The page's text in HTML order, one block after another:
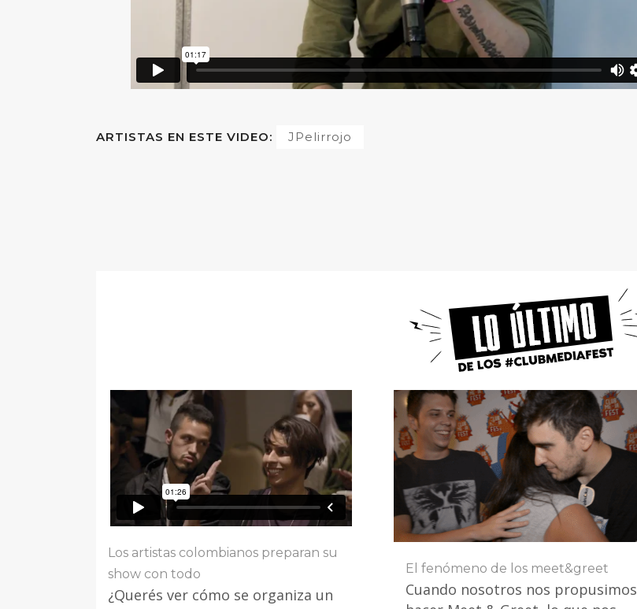
ARTISTAS EN ESTE VIDEO: JPelirrojo
Los artistas colombianos preparan su
show con todo
¿Querés ver cómo se organiza un
El fenómeno de los meet&greet
Cuando nosotros nos propusimos